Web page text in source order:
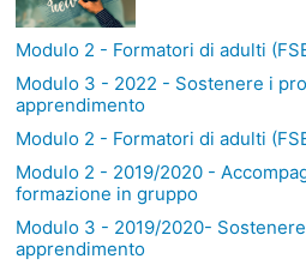
Modulo 2 - Formatori di adulti
Modulo 3 - 2022 - Sostenere i
apprendimento
Modulo 2 - Formatori di adulti
Modulo 2 - 2019/2020 -
formazione in gruppo
Modulo 3 - 2019/2020-
apprendimento